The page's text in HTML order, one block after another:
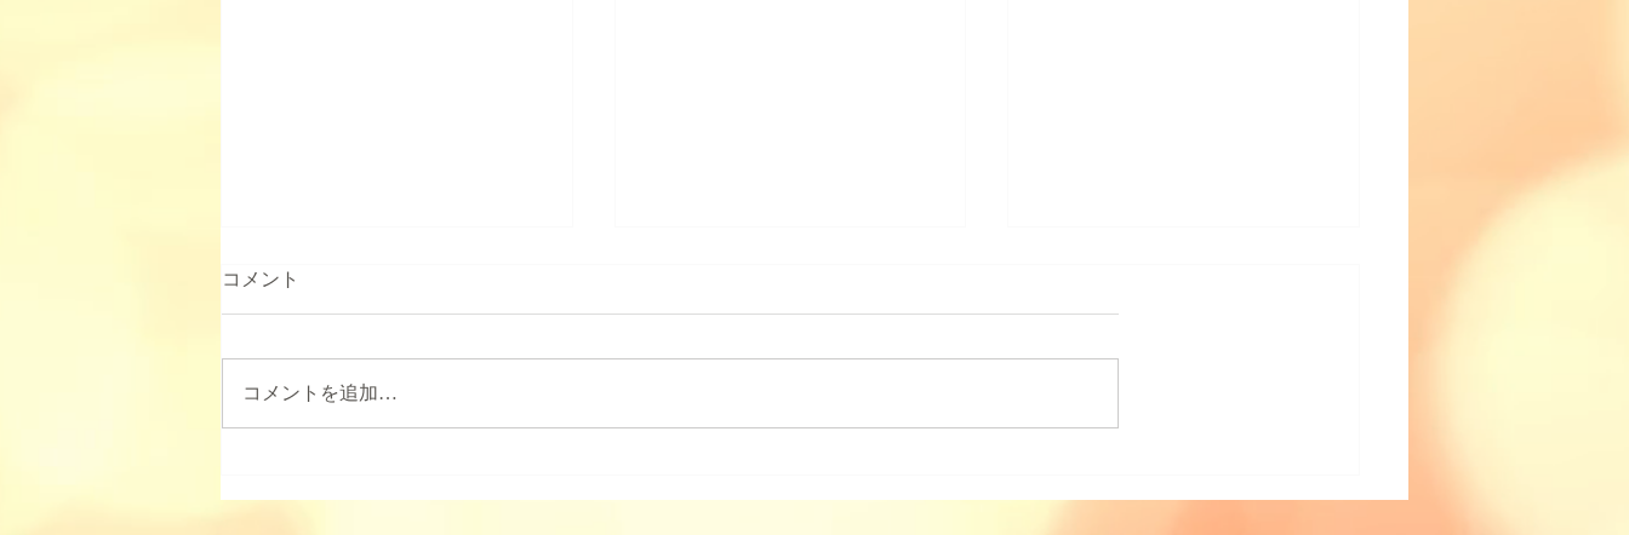
2025年JKC中部ブロックトリ
詳細が決まりましたらお知らせさ
せていただきます。 また、競技
資格習得試験・義務研修会が行わ
員会活動報告
コメント
コメントを追加…